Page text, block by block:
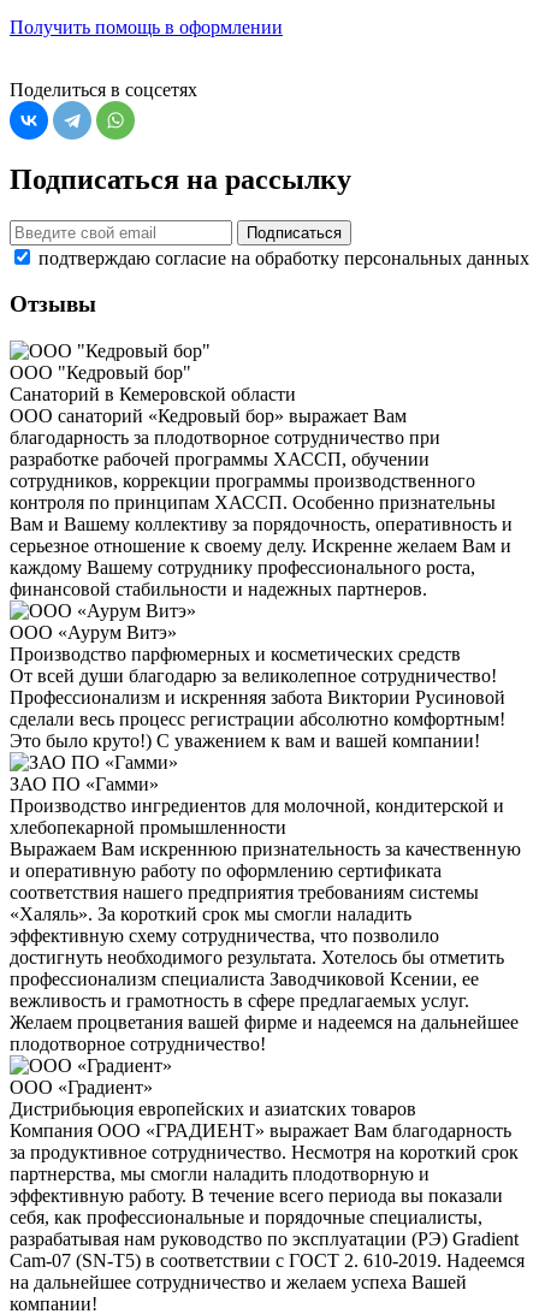
Получить помощь в оформлении
Поделиться в соцсетях
Подписаться на рассылку
Подписаться
подтверждаю согласие на обработку персональных данных
Отзывы
ООО "Кедровый бор"
Санаторий в Кемеровской области
ООО санаторий «Кедровый бор» выражает Вам
благодарность за плодотворное сотрудничество при
разработке рабочей программы ХАССП, обучении
сотрудников, коррекции программы производственного
контроля по принципам ХАССП. Особенно признательны
Вам и Вашему коллективу за порядочность, оперативность и
серьезное отношение к своему делу. Искренне желаем Вам и
каждому Вашему сотруднику профессионального роста,
финансовой стабильности и надежных партнеров.
ООО «Аурум Витэ»
Производство парфюмерных и косметических средств
От всей души благодарю за великолепное сотрудничество!
Профессионализм и искренняя забота Виктории Русиновой
сделали весь процесс регистрации абсолютно комфортным!
Это было круто!) С уважением к вам и вашей компании!
ЗАО ПО «Гамми»
Производство ингредиентов для молочной, кондитерской и
хлебопекарной промышленности
Выражаем Вам искреннюю признательность за качественную
и оперативную работу по оформлению сертификата
соответствия нашего предприятия требованиям системы
«Халяль». За короткий срок мы смогли наладить
эффективную схему сотрудничества, что позволило
достигнуть необходимого результата. Хотелось бы отметить
профессионализм специалиста Заводчиковой Ксении, ее
вежливость и грамотность в сфере предлагаемых услуг.
Желаем процветания вашей фирме и надеемся на дальнейшее
плодотворное сотрудничество!
ООО «Градиент»
Дистрибьюция европейских и азиатских товаров
Компания ООО «ГРАДИЕНТ» выражает Вам благодарность
за продуктивное сотрудничество. Несмотря на короткий срок
партнерства, мы смогли наладить плодотворную и
эффективную работу. В течение всего периода вы показали
себя, как профессиональные и порядочные специалисты,
разрабатывая нам руководство по эксплуатации (РЭ) Gradient
Cam-07 (SN-T5) в соответствии с ГОСТ 2. 610-2019. Надеемся
на дальнейшее сотрудничество и желаем успеха Вашей
компании!